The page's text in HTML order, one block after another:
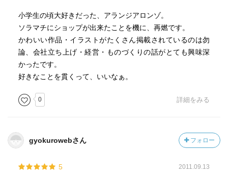
小学生の頃大好きだった、アランジアロンゾ。
ソラマチにショップが出来たことを機に、再燃です。
かわいい作品・イラストがたくさん掲載されているのは勿
論、会社立ち上げ・経営・ものづくりの話がとても興味深
かったです。
好きなことを貫くって、いいなぁ。
0 詳細をみる
gyokurowebさん フォロー
5 2011.09.13